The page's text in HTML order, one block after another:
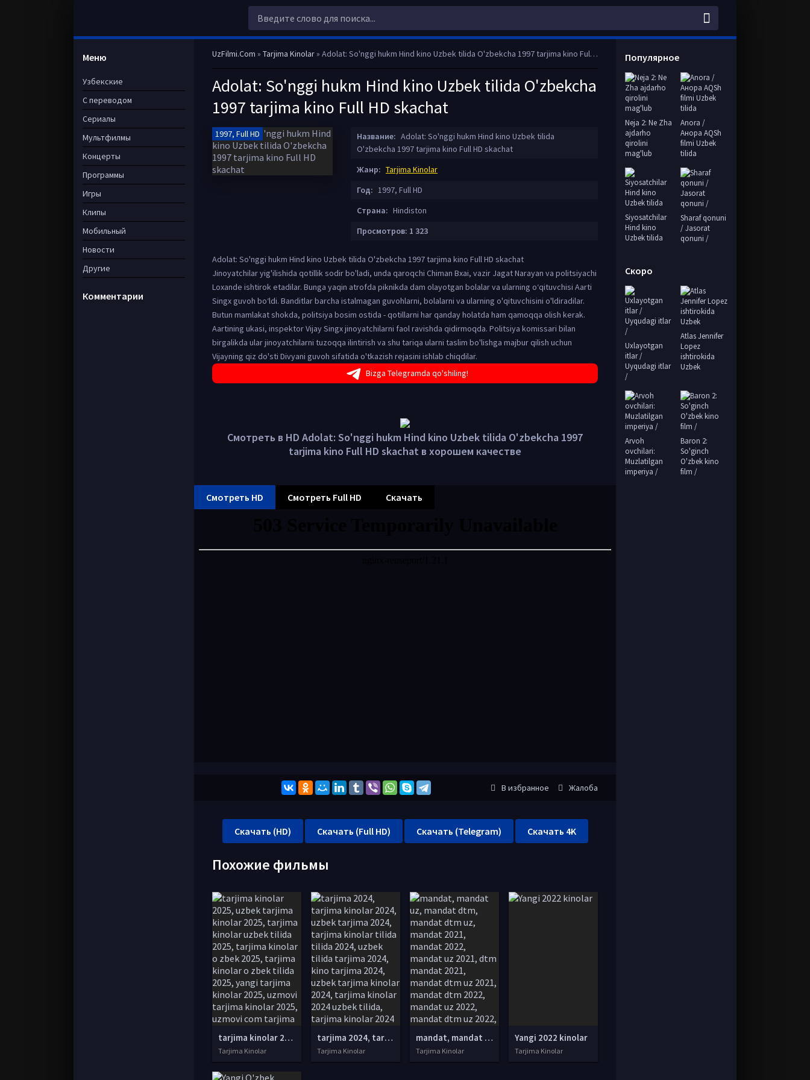
UzFilmi.Com » Tarjima Kinolar» Adolat: So'nggi hukm Hind kino Uzbek tilida O'zbekcha 1997 tarjima kino Full HD skachat
Adolat: So'nggi hukm Hind kino Uzbek tilida O'zbekcha
1997 tarjima kino Full HD skachat
1997, Full HD Название: Adolat: So'nggi hukm Hind kino Uzbek tilida
O'zbekcha 1997 tarjima kino Full HD skachat
Жанр: Tarjima Kinolar
Год: 1997, Full HD
Страна: Hindiston
Просмотров: 1 323
Adolat: So'nggi hukm Hind kino Uzbek tilida O'zbekcha 1997 tarjima kino Full HD skachat
Jinoyatchilar yig'ilishida qotillik sodir bo'ladi, unda qaroqchi Chiman Bxai, vazir Jagat Narayan va politsiyachi
Loxande ishtirok etadilar. Bunga yaqin atrofda piknikda dam olayotgan bolalar va ularning o‘qituvchisi Aarti
Singx guvoh bo‘ldi. Banditlar barcha istalmagan guvohlarni, bolalarni va ularning o'qituvchisini o'ldiradilar.
Butun mamlakat shokda, politsiya bosim ostida - qotillarni har qanday holatda ham qamoqqa olish kerak.
Aartining ukasi, inspektor Vijay Singx jinoyatchilarni faol ravishda qidirmoqda. Politsiya komissari bilan
birgalikda ular jinoyatchilarni tuzoqqa ilintirish va shu tariqa ularni taslim bo'lishga majbur qilish uchun
Vijayning qiz do'sti Divyani guvoh sifatida o'tkazish rejasini ishlab chiqdilar.
Bizga Telegramda qo'shiling!
Смотреть в HD Adolat: So'nggi hukm Hind kino Uzbek tilida O'zbekcha 1997
tarjima kino Full HD skachat в хорошем качестве
Смотреть HD Смотреть Full HD Скачать
В избранное Жалоба
Скачать (HD) Скачать (Full HD) Скачать (Telegram) Скачать 4K
Похожие фильмы
tarjima kinolar 2025, uzbek tarjima kinolar 2025, tarjima kinolar uzbek tilida 2025, tarjima kinolar o zbek 2025, tarjima kinolar o zbek tilida 2025, yangi tarjima kinolar 2025, uzmovi tarjima kinolar 2025, uzmovi com tarjima kinolar 2025, uzbekcha t
Tarjima Kinolar
tarjima 2024, tarjima kinolar 2024, uzbek tarjima 2024, tarjima kinolar tilida tilida 2024, uzbek tilida tarjima 2024, kino tarjima 2024, uzbek tarjima kinolar 2024, tarjima kinolar 2024 uzbek tilida, tarjima kinolar 2024 o zbek, tarjima kinolar 2024
Tarjima Kinolar
mandat, mandat uz, mandat dtm, mandat dtm uz, mandat 2021, mandat 2022, mandat uz 2021, dtm mandat 2021, mandat dtm uz 2021, mandat dtm 2022, mandat uz 2022, mandat dtm uz 2022, mandat natijalari, mandat uz natijalari, mandat test, mandat natijalari
Tarjima Kinolar
Yangi 2022 kinolar
Tarjima Kinolar
Меню
Узбекские
С переводом
Сериалы
Мультфилмы
Концерты
Программы
Игры
Клипы
Мобильный
Новости
Другие
Комментарии
Популярное
Neja 2: Ne Zha
ajdarho
qirolini
mag'lub
Anora /
Анора AQSh
filmi Uzbek
tilida
Siyosatchilar
Hind kino
Uzbek tilida
Sharaf qonuni
/ Jasorat
qonuni /
Скоро
Uxlayotgan
itlar /
Uyqudagi itlar
/
Atlas Jennifer
Lopez
ishtirokida
Uzbek
Arvoh
ovchilari:
Muzlatilgan
imperiya /
Baron 2:
So'ginch
O'zbek kino
film /